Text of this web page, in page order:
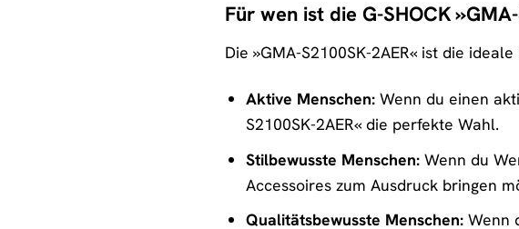
Für wen ist die G-SHOCK
Die »GMA-S2100SK-2AER« ist die
Aktive Menschen:Wenn du einen
S2100SK-2AER« die perfekte Wahl.
Stilbewusste Menschen:Wenn du
Accessoires zum Ausdruck bringen
Qualitätsbewusste Menschen:Wenn